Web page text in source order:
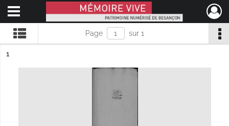
Mémoire Vive patrimoine numérisé de Besançon
Ouvrir le menu déroulant
Page sur 1
n°
1